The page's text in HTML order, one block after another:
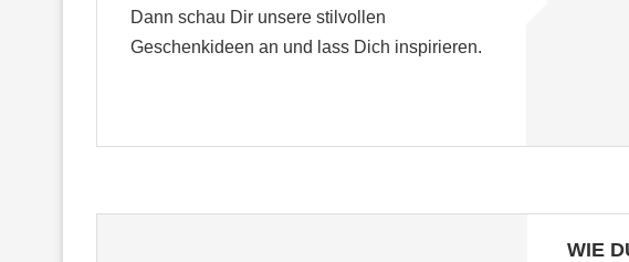
Dann schau Dir unsere stilvollen
Geschenkideen an und lass Dich inspirieren.
WIE